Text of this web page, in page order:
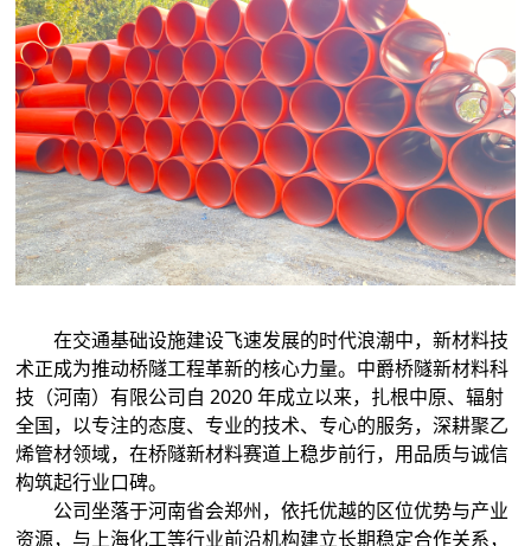
在交通基础设施建设飞速发展的时代浪潮中，新材料技
术正成为推动桥隧工程革新的核心力量。中爵桥隧新材料科
技（河南）有限公司自 2020 年成立以来，扎根中原、辐射
全国，以专注的态度、专业的技术、专心的服务，深耕聚乙
烯管材领域，在桥隧新材料赛道上稳步前行，用品质与诚信
构筑起行业口碑。
公司坐落于河南省会郑州，依托优越的区位优势与产业
资源，与上海化工等行业前沿机构建立长期稳定合作关系，